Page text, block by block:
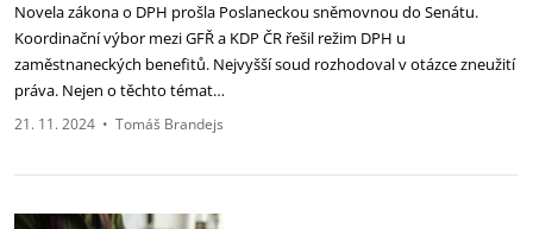
Novela zákona o DPH prošla Poslaneckou sněmovnou do Senátu.
Koordinační výbor mezi GFŘ a KDP ČR řešil režim DPH u
zaměstnaneckých benefitů. Nejvyšší soud rozhodoval v otázce zneužití
práva. Nejen o těchto témat…
21. 11. 2024 • Tomáš Brandejs